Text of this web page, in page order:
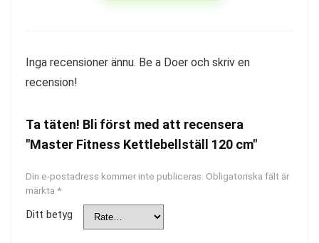
Inga recensioner ännu. Be a Doer och skriv en
recension!
Ta täten! Bli först med att recensera
"Master Fitness Kettlebellställ 120 cm"
Din e-postadress kommer inte publiceras. Obligatoriska fält är
märkta *
Ditt betyg